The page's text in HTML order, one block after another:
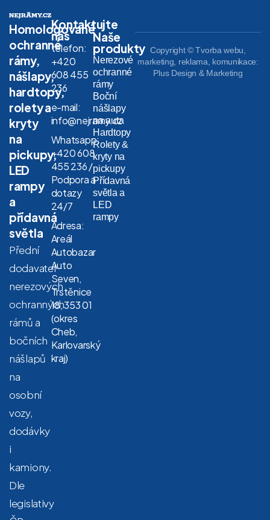
Homologované
ochranné
rámy,
nášlapy,
hardtopy,
rolety a
kryty
na
pickupy,
LED
rampy
a
přídavná
světla
Přední
dodavatel
nerezových
ochranných
rámů a
bočních
nášlapů
na
osobní
vozy,
dodávky
i
kamiony.
Dle
legislativy
Kontaktujte
nás
telefon:
+420
608 455
236
e-mail:
info@nejramy.cz
Whatsapp:
+420 608
455 236 /
Podpora a
dotazy
24/7
Adresa:
Areál
Autobazar
Auto
Seven,
Trstěnice
18, 353 01
(okres
Cheb,
Karlovarský
kraj)
Naše
produkty
Nerezové
ochranné
rámy
Boční
nášlapy
na auta
Hardtopy
Rolety &
kryty na
pickupy
Přídavná
světla a
LED
rampy
Copyright © Tvorba webu,
marketing, reklama, komunikace:
Plus Design & Marketing